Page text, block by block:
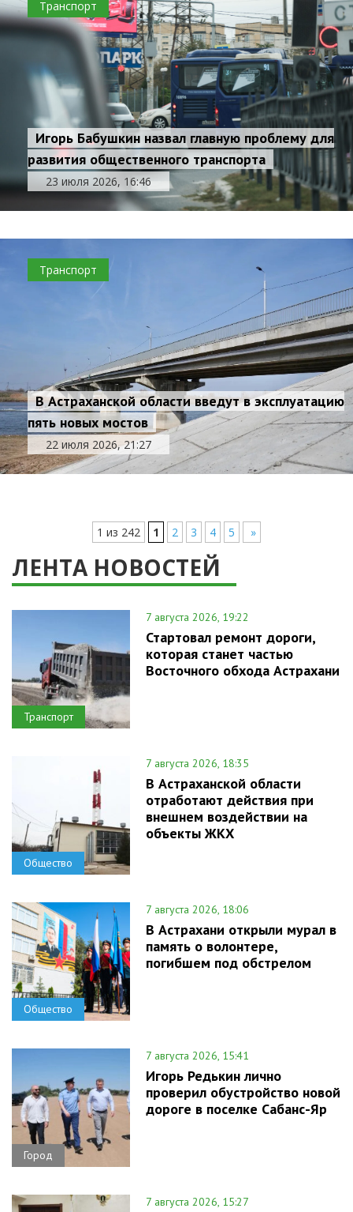
Транспорт
Игорь Бабушкин назвал главную проблему для
развития общественного транспорта
23 июля 2026, 16:46
Транспорт
В Астраханской области введут в эксплуатацию
пять новых мостов
22 июля 2026, 21:27
1 из 242 1 2 3 4 5 »
ЛЕНТА НОВОСТЕЙ
Транспорт
7 августа 2026, 19:22
Стартовал ремонт дороги,
которая станет частью
Восточного обхода Астрахани
Общество
7 августа 2026, 18:35
В Астраханской области
отработают действия при
внешнем воздействии на
объекты ЖКХ
Общество
7 августа 2026, 18:06
В Астрахани открыли мурал в
память о волонтере,
погибшем под обстрелом
Город
7 августа 2026, 15:41
Игорь Редькин лично
проверил обустройство новой
дороге в поселке Сабанс-Яр
7 августа 2026, 15:27